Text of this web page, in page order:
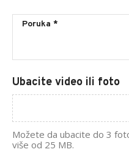
Ubacite video ili foto
Možete da ubacite do 3
više od 25 MB.